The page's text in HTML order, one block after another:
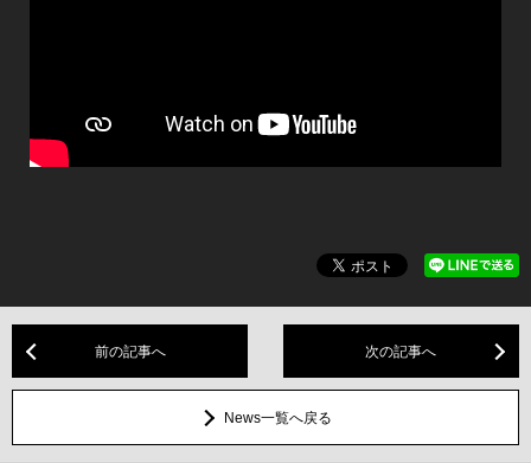
前の記事へ 次の記事へ
News一覧へ戻る